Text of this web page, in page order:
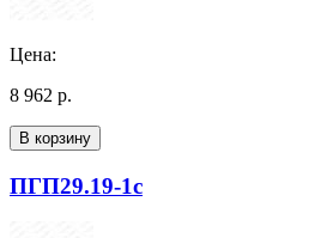
Цена:
8 962 р.
В корзину
ПГП29.19-1с